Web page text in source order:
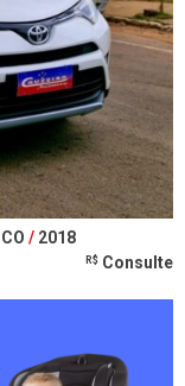
2018
R$ Consulte